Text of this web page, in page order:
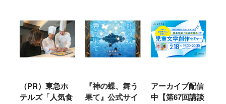
（PR）東急ホ
テルズ「人気食
『神の蝶、舞う
果て』公式サイ
アーカイブ配信
中【第67回講談